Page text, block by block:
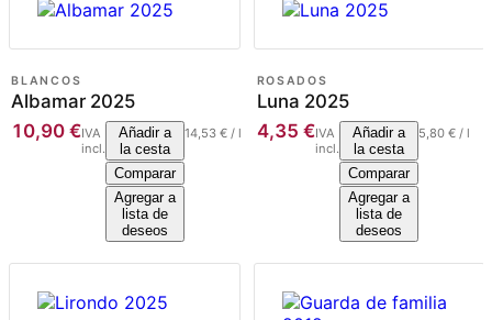
BLANCOS
Albamar 2025
10,90 €IVA
incl.
14,53 € / l
Añadir a
la cesta
Comparar
Agregar a
lista de
deseos
ROSADOS
Luna 2025
4,35 €IVA
incl.
5,80€/ l
Añadir a
la cesta
Comparar
Agregar a
lista de
deseos